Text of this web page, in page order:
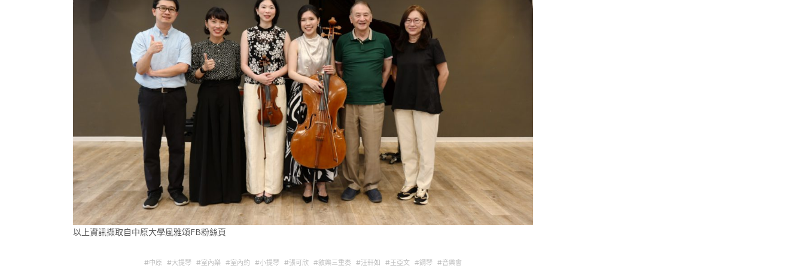
以上資訊擷取自中原大學風雅頌FB粉絲頁
中原 大提琴 室內樂 室內約 小提琴 張可欣 敘樂三重奏 汪軒如 王亞文 鋼琴 音樂會